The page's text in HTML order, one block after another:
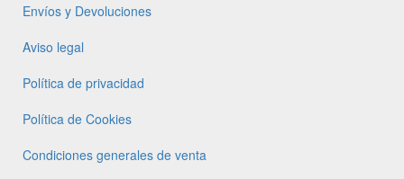
Envíos y Devoluciones
Aviso legal
Política de privacidad
Política de Cookies
Condiciones generales de venta